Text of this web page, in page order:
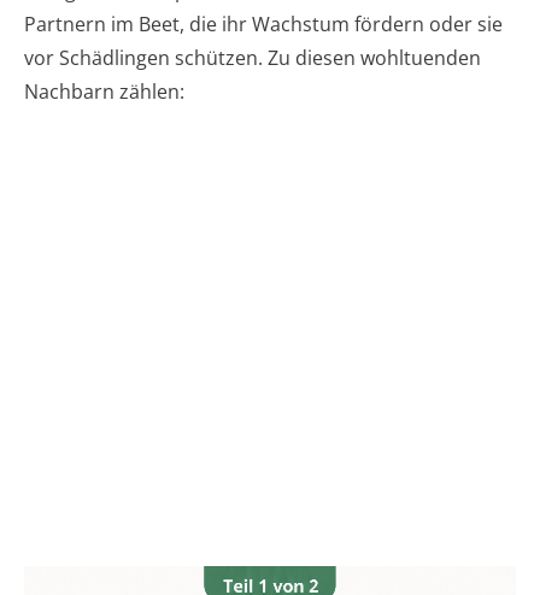
Partnern im Beet, die ihr Wachstum fördern oder sie
vor Schädlingen schützen. Zu diesen wohltuenden
Nachbarn zählen: